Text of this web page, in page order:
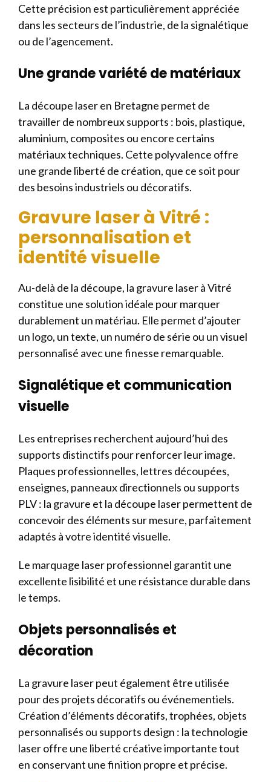
Cette précision est particulièrement appréciée
dans les secteurs de l’industrie, de la signalétique
ou de l’agencement.
Une grande variété de matériaux
La découpe laser en Bretagne permet de
travailler de nombreux supports : bois, plastique,
aluminium, composites ou encore certains
matériaux techniques. Cette polyvalence offre
une grande liberté de création, que ce soit pour
des besoins industriels ou décoratifs.
Gravure laser à Vitré :
personnalisation et
identité visuelle
Au-delà de la découpe, la gravure laser à Vitré
constitue une solution idéale pour marquer
durablement un matériau. Elle permet d’ajouter
un logo, un texte, un numéro de série ou un visuel
personnalisé avec une finesse remarquable.
Signalétique et communication
visuelle
Les entreprises recherchent aujourd’hui des
supports distinctifs pour renforcer leur image.
Plaques professionnelles, lettres découpées,
enseignes, panneaux directionnels ou supports
PLV : la gravure et la découpe laser permettent de
concevoir des éléments sur mesure, parfaitement
adaptés à votre identité visuelle.
Le marquage laser professionnel garantit une
excellente lisibilité et une résistance durable dans
le temps.
Objets personnalisés et
décoration
La gravure laser peut également être utilisée
pour des projets décoratifs ou événementiels.
Création d’éléments décoratifs, trophées, objets
personnalisés ou supports design : la technologie
laser offre une liberté créative importante tout
en conservant une finition propre et précise.